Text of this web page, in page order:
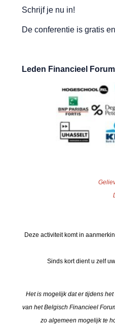
Schrijf je nu in!
De conferentie is gratis
Leden Financieel
Deze activiteit komt in
Sinds kort dient u zelf
Het is mogelijk dat er tijdens
van het Belgisch Financieel
zo algemeen mogelijk te